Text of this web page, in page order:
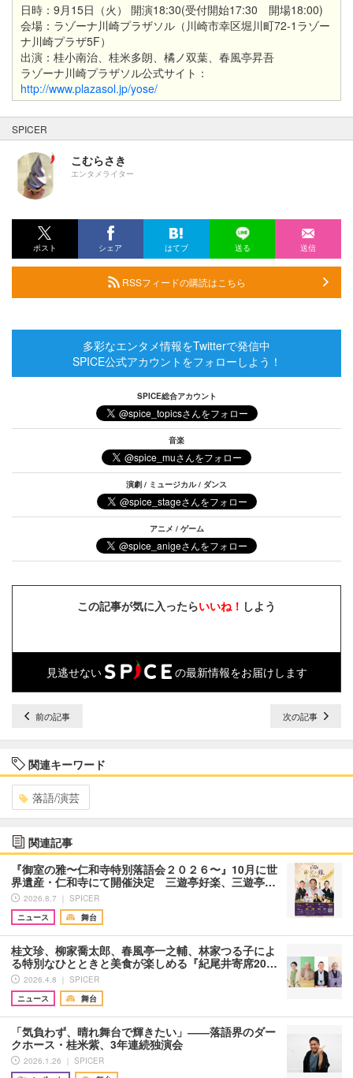
日時：9月15日（火） 開演18:30(受付開始17:30 開場18:00)
会場：ラゾーナ川崎プラザソル（川崎市幸区堀川町72-1ラゾー
ナ川崎プラザ5F）
出演：桂小南治、桂米多朗、橘ノ双葉、春風亭昇吾
ラゾーナ川崎プラザソル公式サイト：
http://www.plazasol.jp/yose/
SPICER
こむらさき
エンタメライター
ポスト シェア はてブ 送る 送信
RSSフィードの購読はこちら
多彩なエンタメ情報をTwitterで発信中
SPICE公式アカウントをフォローしよう！
SPICE総合アカウント
音楽
演劇 / ミュージカル / ダンス
アニメ / ゲーム
この記事が気に入ったらいいね！ しよう
見逃せない の最新情報をお届けします
前の記事 次の記事
関連キーワード
落語/演芸
関連記事
『御室の雅〜仁和寺特別落語会２０２６〜』10月に世
界遺産・仁和寺にて開催決定 三遊亭好楽、三遊亭…
2026.8.7 ｜ SPICER
ニュース
舞台
桂文珍、柳家喬太郎、春風亭一之輔、林家つる子によ
る特別なひとときと美食が楽しめる『紀尾井寄席20…
2026.4.8 ｜ SPICER
ニュース
舞台
「気負わず、晴れ舞台で輝きたい」――落語界のダー
クホース・桂米紫、3年連続独演会
2026.1.26 ｜ SPICER